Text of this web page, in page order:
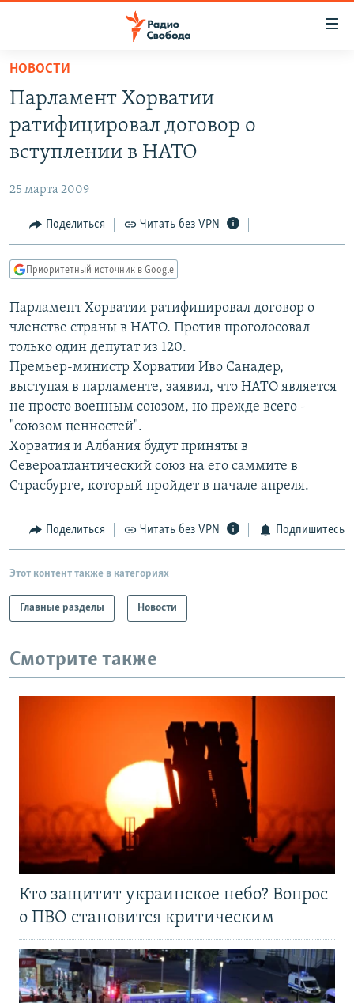
упрощенного
доступа
Вернуться
основному
Вернутся
Вернутся
поиску
ПОДКАСТЫ
АВТОРСКИЕ ПРОЕКТЫ
МНЕНИЯ
КУЛЬТУРА
КАВКАЗ.РЕАЛИИ
СЕВЕР.РЕАЛИИ
СИБИРЬ.РЕАЛИИ
РАСПИСАНИЕ ВЕЩАНИЯ
ПОДПИШИТЕСЬ НА РАССЫЛКУ
СОЦИАЛЬНЫЕ СЕТИ
Все сайты РСЕ/РС
НОВОСТИ
Парламент Хорватии
ратифицировал договор о
вступлении в НАТО
25 марта 2009
Поделиться Читать без VPN
Приоритетный источник в Google
Парламент Хорватии ратифицировал договор о
членстве страны в НАТО. Против проголосовал
только один депутат из 120.
Премьер-министр Хорватии Иво Санадер,
выступая в парламенте, заявил, что НАТО является
не просто военным союзом, но прежде всего -
"союзом ценностей".
Хорватия и Албания будут приняты в
Североатлантический союз на его саммите в
Страсбурге, который пройдет в начале апреля.
Поделиться Читать без VPN Подпишитесь
Этот контент также в категориях
Главные разделы Новости
Смотрите также
Кто защитит украинское небо? Вопрос
о ПВО становится критическим